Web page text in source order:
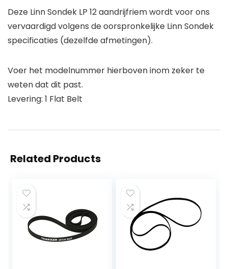
Deze Linn Sondek LP 12 aandrijfriem wordt voor ons
vervaardigd volgens de oorspronkelijke Linn Sondek
specificaties (dezelfde afmetingen).
Voer het modelnummer hierboven inom zeker te
weten dat dit past.
Levering: 1 Flat Belt
Related Products